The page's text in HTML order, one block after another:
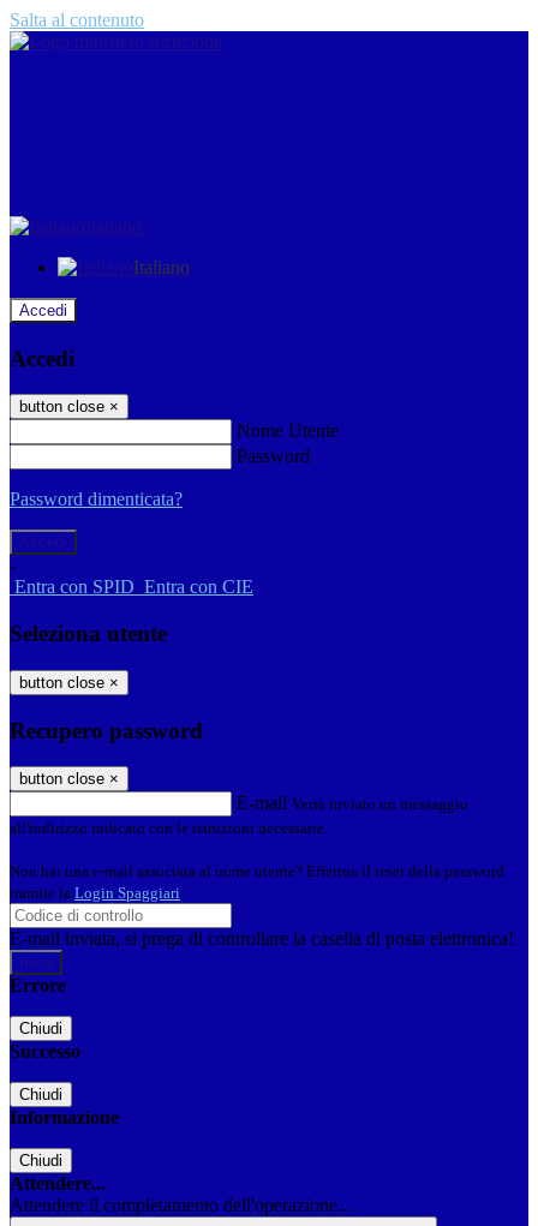
Salta al contenuto
Italiano
Italiano
Accedi
Accedi
button close ×
Nome Utente
Password
Password dimenticata?
-
Entra con SPID Entra con CIE
Seleziona utente
button close ×
Recupero password
button close ×
E-mail Verrà inviato un messaggio
all'indirizzo indicato con le istruzioni necessarie.
Non hai una e-mail associata al nome utente? Effettua il reset della password
tramite la Login Spaggiari
E-mail inviata, si prega di controllare la casella di posta elettronica!
Errore
Chiudi
Successo
Chiudi
Informazione
Chiudi
Attendere...
Attendere il completamento dell'operazione...